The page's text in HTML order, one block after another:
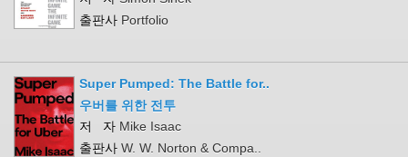
출판사 Portfolio
Super Pumped: The Battle for..
우버를 위한 전투
저 자 Mike Isaac
출판사 W. W. Norton & Compa..